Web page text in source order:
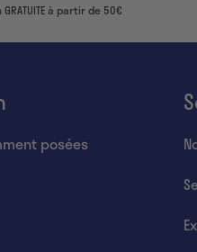
à partir de 50€
posées